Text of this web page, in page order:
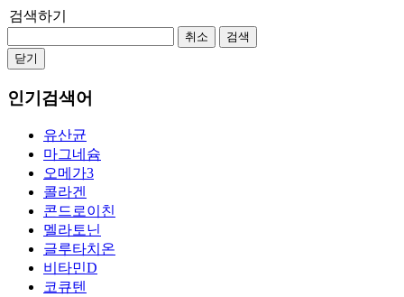
검색하기
취소
검색
닫기
인기검색어
유산균
마그네슘
오메가3
콜라겐
콘드로이친
멜라토닌
글루타치온
비타민D
코큐텐